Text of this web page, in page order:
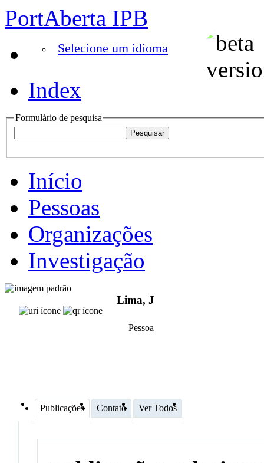
PortAberta IPB
Selecione um idioma
Index
Formulário de pesquisa
Início
Pessoas
Organizações
Investigação
Lima, J
Pessoa
Publicações Contato Ver Todos